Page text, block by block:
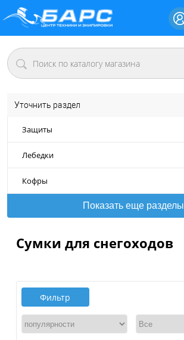
Уточнить раздел
Защиты
Лебедки
Кофры
Показать еще разделы
Сумки для снегоходов
Фильтр